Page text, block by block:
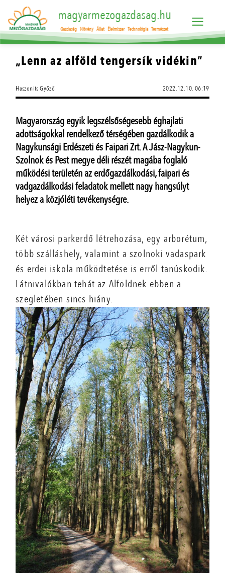
magyarmezogazdasag.hu
Gazdaság Növény Állat Élelmiszer Technológia Természet
„Lenn az alföld tengersík vidékin”
Haszonits Győző 2022.12.10. 06:19
Magyarország egyik legszélsőségesebb éghajlati
adottságokkal rendelkező térségében gazdálkodik a
Nagykunsági Erdészeti és Faipari Zrt. A Jász-Nagykun-
Szolnok és Pest megye déli részét magába foglaló
működési területén az erdőgazdálkodási, faipari és
vadgazdálkodási feladatok mellett nagy hangsúlyt
helyez a közjóléti tevékenységre.
Két városi parkerdő létrehozása, egy arborétum,
több szálláshely, valamint a szolnoki vadaspark
és erdei iskola működtetése is erről tanúskodik.
Látnivalókban tehát az Alföldnek ebben a
szegletében sincs hiány.